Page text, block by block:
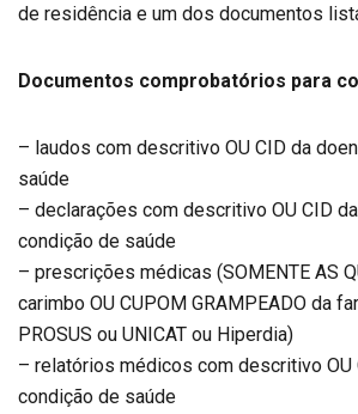
de residência e um dos documentos
Documentos comprobatórios para
– laudos com descritivo OU CID da
saúde
– declarações com descritivo OU CID
condição de saúde
– prescrições médicas (SOMENTE AS
carimbo OU CUPOM GRAMPEADO da
PROSUS ou UNICAT ou Hiperdia)
– relatórios médicos com descritivo OU
condição de saúde